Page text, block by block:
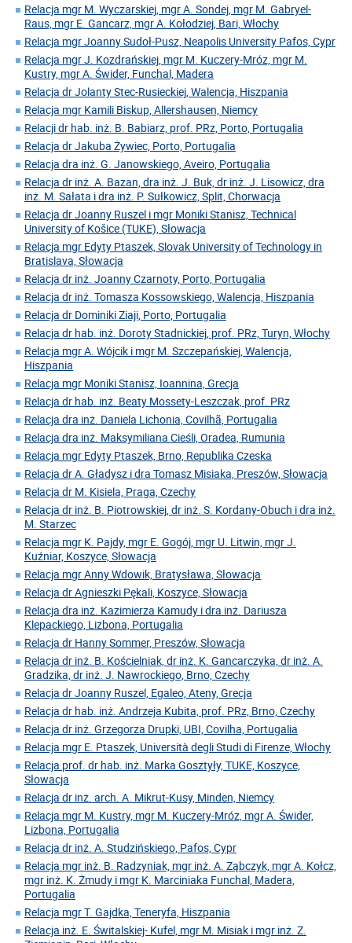
Relacja mgr M. Wyczarskiej, mgr A. Sondej, mgr M. Gabryel-
Raus, mgr E. Gancarz, mgr A. Kołodziej, Bari, Włochy
Relacja mgr Joanny Sudoł-Pusz, Neapolis University Pafos, Cypr
Relacja mgr J. Kozdrańskiej, mgr M. Kuczery-Mróz, mgr M.
Kustry, mgr A. Świder, Funchal, Madera
Relacja dr Jolanty Stec-Rusieckiej, Walencja, Hiszpania
Relacja mgr Kamili Biskup, Allershausen, Niemcy
Relacji dr hab. inż. B. Babiarz, prof. PRz, Porto, Portugalia
Relacja dr Jakuba Żywiec, Porto, Portugalia
Relacja dra inż. G. Janowskiego, Aveiro, Portugalia
Relacja dr inż. A. Bazan, dra inż. J. Buk, dr inż. J. Lisowicz, dra
inż. M. Sałata i dra inż. P. Sułkowicz, Split, Chorwacja
Relacja dr Joanny Ruszel i mgr Moniki Stanisz, Technical
University of Košice (TUKE), Słowacja
Relacja mgr Edyty Ptaszek, Slovak University of Technology in
Bratislava, Słowacja
Relacja dr inż. Joanny Czarnoty, Porto, Portugalia
Relacja dr inż. Tomasza Kossowskiego, Walencja, Hiszpania
Relacja dr Dominiki Ziaji, Porto, Portugalia
Relacja dr hab. inż. Doroty Stadnickiej, prof. PRz, Turyn, Włochy
Relacja mgr A. Wójcik i mgr M. Szczepańskiej, Walencja,
Hiszpania
Relacja mgr Moniki Stanisz, Ioannina, Grecja
Relacja dr hab. inż. Beaty Mossety-Leszczak, prof. PRz
Relacja dra inż. Daniela Lichonia, Covilhã, Portugalia
Relacja dra inż. Maksymiliana Cieśli, Oradea, Rumunia
Relacja mgr Edyty Ptaszek, Brno, Republika Czeska
Relacja dr A. Gładysz i dra Tomasz Misiaka, Preszów, Słowacja
Relacja dr M. Kisiela, Praga, Czechy
Relacja dr inż. B. Piotrowskiej, dr inż. S. Kordany-Obuch i dra inż.
M. Starzec
Relacja mgr K. Pajdy, mgr E. Gogój, mgr U. Litwin, mgr J.
Kuźniar, Koszyce, Słowacja
Relacja mgr Anny Wdowik, Bratysława, Słowacja
Relacja dr Agnieszki Pękali, Koszyce, Słowacja
Relacja dra inż. Kazimierza Kamudy i dra inż. Dariusza
Klepackiego, Lizbona, Portugalia
Relacja dr Hanny Sommer, Preszów, Słowacja
Relacja dr inż. B. Kościelniak, dr inż. K. Gancarczyka, dr inż. A.
Gradzika, dr inż. J. Nawrockiego, Brno, Czechy
Relacja dr Joanny Ruszel, Egaleo, Ateny, Grecja
Relacja dr hab. inż. Andrzeja Kubita, prof. PRz, Brno, Czechy
Relacja dr inż. Grzegorza Drupki, UBI, Covilha, Portugalia
Relacja mgr E. Ptaszek, Università degli Studi di Firenze, Włochy
Relacja prof. dr hab. inż. Marka Gosztyły, TUKE, Koszyce,
Słowacja
Relacja dr inż. arch. A. Mikrut-Kusy, Minden, Niemcy
Relacja mgr M. Kustry, mgr M. Kuczery-Mróz, mgr A. Świder,
Lizbona, Portugalia
Relacja dr inż. A. Studzińskiego, Pafos, Cypr
Relacja mgr inż. B. Radzyniak, mgr inż. A. Ząbczyk, mgr A. Kołcz,
mgr inż. K. Żmudy i mgr K. Marciniaka Funchal, Madera,
Portugalia
Relacja mgr T. Gajdka, Teneryfa, Hiszpania
Relacja inż. E. Świtalskiej- Kufel, mgr M. Misiak i mgr inż. Z.